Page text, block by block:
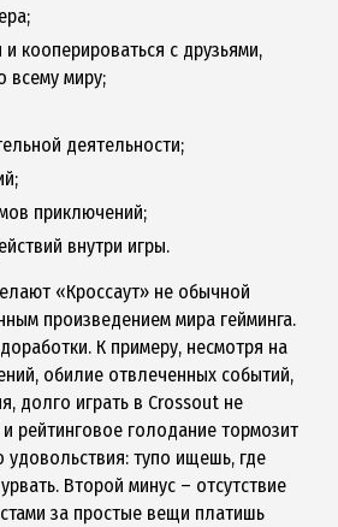
кооперироваться с друзьями,
всему миру;
деятельности;
приключений;
внутри игры.
«Кроссаут» не обычной
произведением мира гейминга.
К примеру, несмотря на
обилие отвлеченных событий,
долго играть в Crossout не
рейтинговое голодание тормозит
удовольствия: тупо ищешь, где
Второй минус – отсутствие
за простые вещи платишь